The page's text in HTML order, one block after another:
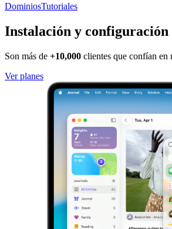
DominiosTutoriales
Instalación y configuración
Son más de +10,000 clientes que confían en
Ver planes